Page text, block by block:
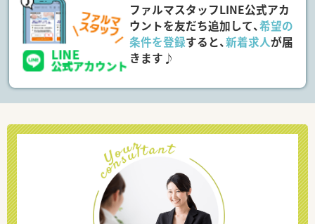
ファルマスタッフLINE公式アカ
ウントを友だち追加して、希望の
条件を登録すると、新着求人が届
きます♪